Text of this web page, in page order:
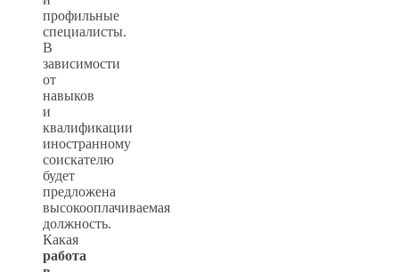
профильные
специалисты.
В
зависимости
от
навыков
и
квалификации
иностранному
соискателю
будет
предложена
высокооплачиваемая
должность.
Какая
работа